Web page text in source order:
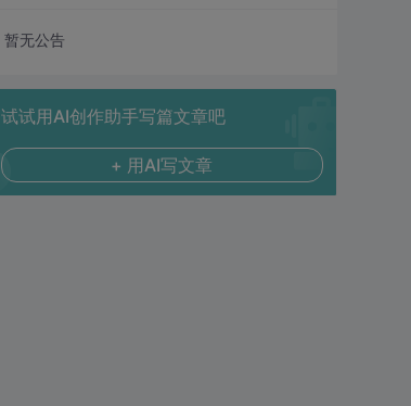
暂无公告
试试用AI创作助手写篇文章吧
+ 用AI写文章